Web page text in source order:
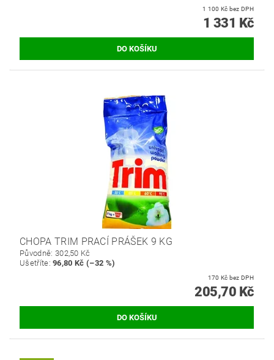
1 100 Kč bez DPH
1 331 Kč
CHOPA TRIM PRACÍ PRÁŠEK 9 KG
Původně: 302,50 Kč
Ušetříte:96,80 Kč (–32 %)
170 Kč bez DPH
205,70 Kč